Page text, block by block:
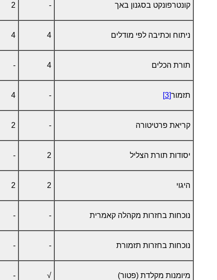
קונטרפונקט בסגנון באך -
2
ניתוח וכתיבה לפי מודלים 4
4
תורת הכלים 4
-
תזמור[3]
-
4
קריאת פרטיטורה -
2
יסודות תורת הצליל 2
-
היגוי 2
2
נוכחות בחזרות מקהלה קאמרית -
-
נוכחות בחזרות תזמורת -
-
מיומנות מקלדת (פטור) √
-